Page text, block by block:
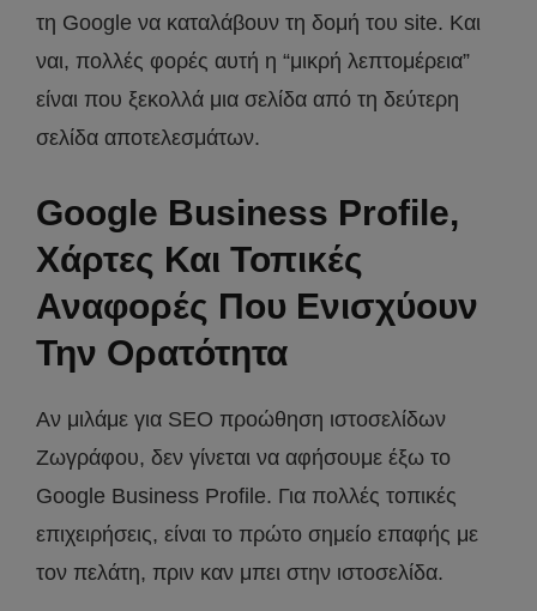
τη Google να καταλάβουν τη δομή του site. Και
ναι, πολλές φορές αυτή η “μικρή λεπτομέρεια”
είναι που ξεκολλά μια σελίδα από τη δεύτερη
σελίδα αποτελεσμάτων.
Google Business Profile,
Χάρτες Και Τοπικές
Αναφορές Που Ενισχύουν
Την Ορατότητα
Αν μιλάμε για SEO προώθηση ιστοσελίδων
Ζωγράφου, δεν γίνεται να αφήσουμε έξω το
Google Business Profile. Για πολλές τοπικές
επιχειρήσεις, είναι το πρώτο σημείο επαφής με
τον πελάτη, πριν καν μπει στην ιστοσελίδα.